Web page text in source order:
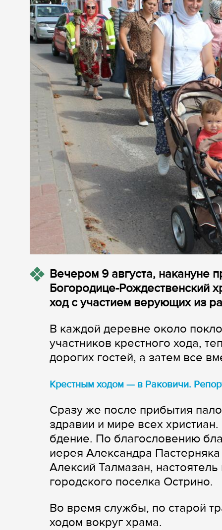
Вечером 9 августа, накануне
Богородице-Рождественский
ход с участием верующих из
В каждой деревне около
участников крестного хода,
дорогих гостей, а затем все
Крестным ходом — в Раковичи.
Сразу же после прибытия
здравии и мире всех
бдение. По благословению
иерея Александра
Алексий Талмазан,
городского поселка Острино.
Во время службы, по старой
ходом вокруг храма.